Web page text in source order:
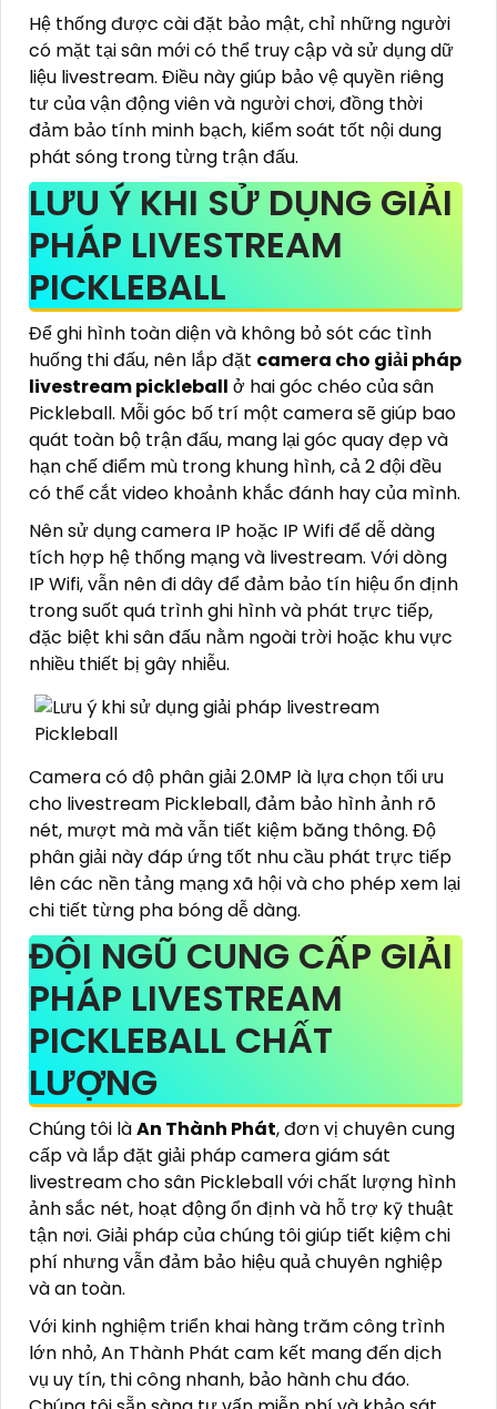
Hệ thống được cài đặt bảo mật, chỉ những người
có mặt tại sân mới có thể truy cập và sử dụng dữ
liệu livestream. Điều này giúp bảo vệ quyền riêng
tư của vận động viên và người chơi, đồng thời
đảm bảo tính minh bạch, kiểm soát tốt nội dung
phát sóng trong từng trận đấu.
LƯU Ý KHI SỬ DỤNG GIẢI
PHÁP LIVESTREAM
PICKLEBALL
Để ghi hình toàn diện và không bỏ sót các tình
huống thi đấu, nên lắp đặt camera cho giải pháp
livestream pickleball ở hai góc chéo của sân
Pickleball. Mỗi góc bố trí một camera sẽ giúp bao
quát toàn bộ trận đấu, mang lại góc quay đẹp và
hạn chế điểm mù trong khung hình, cả 2 đội đều
có thể cắt video khoảnh khắc đánh hay của mình.
Nên sử dụng camera IP hoặc IP Wifi để dễ dàng
tích hợp hệ thống mạng và livestream. Với dòng
IP Wifi, vẫn nên đi dây để đảm bảo tín hiệu ổn định
trong suốt quá trình ghi hình và phát trực tiếp,
đặc biệt khi sân đấu nằm ngoài trời hoặc khu vực
nhiều thiết bị gây nhiễu.
Camera có độ phân giải 2.0MP là lựa chọn tối ưu
cho livestream Pickleball, đảm bảo hình ảnh rõ
nét, mượt mà mà vẫn tiết kiệm băng thông. Độ
phân giải này đáp ứng tốt nhu cầu phát trực tiếp
lên các nền tảng mạng xã hội và cho phép xem lại
chi tiết từng pha bóng dễ dàng.
ĐỘI NGŨ CUNG CẤP GIẢI
PHÁP LIVESTREAM
PICKLEBALL CHẤT
LƯỢNG
Chúng tôi làAn Thành Phát, đơn vị chuyên cung
cấp và lắp đặt giải pháp camera giám sát
livestream cho sân Pickleball với chất lượng hình
ảnh sắc nét, hoạt động ổn định và hỗ trợ kỹ thuật
tận nơi. Giải pháp của chúng tôi giúp tiết kiệm chi
phí nhưng vẫn đảm bảo hiệu quả chuyên nghiệp
và an toàn.
Với kinh nghiệm triển khai hàng trăm công trình
lớn nhỏ, An Thành Phát cam kết mang đến dịch
vụ uy tín, thi công nhanh, bảo hành chu đáo.